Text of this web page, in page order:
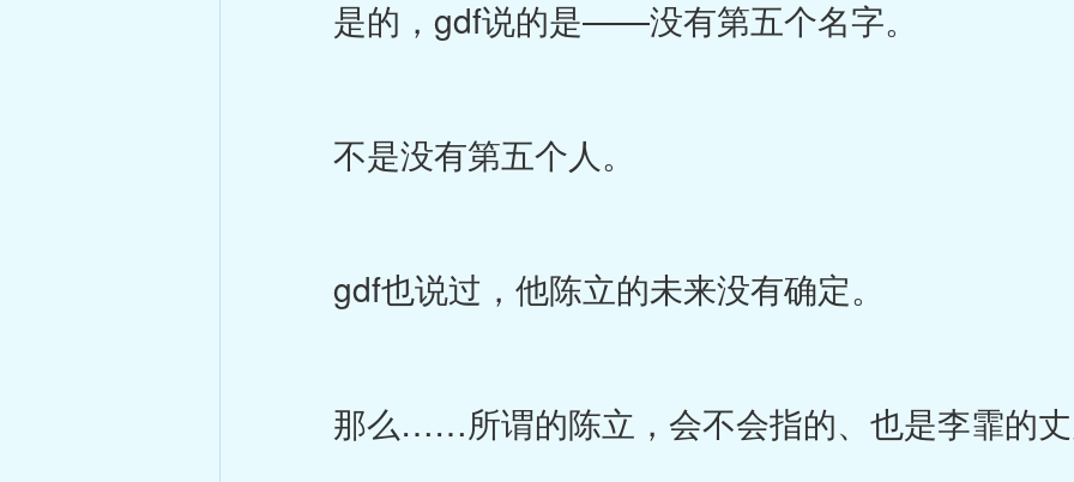
是的，gdf说的是——没有第五个名字。
不是没有第五个人。
gdf也说过，他陈立的未来没有确定。
那么……所谓的陈立，会不会指的、也是李霏的丈